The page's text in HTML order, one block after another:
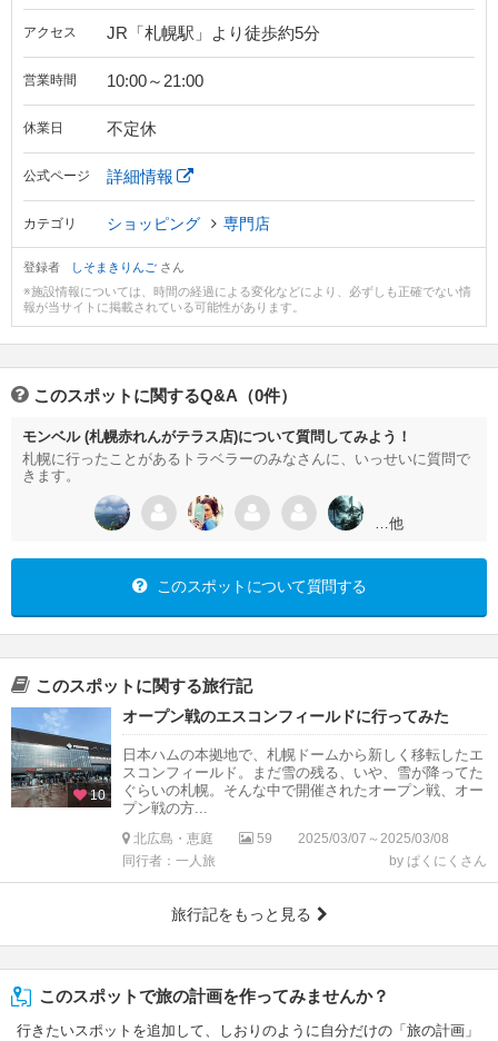
アクセス JR「札幌駅」より徒歩約5分
営業時間 10:00～21:00
休業日 不定休
公式ページ 詳細情報
カテゴリ ショッピング 専門店
登録者 しそまきりんご さん
※施設情報については、時間の経過による変化などにより、必ずしも正確でない情
報が当サイトに掲載されている可能性があります。
このスポットに関するQ&A（0件）
モンベル (札幌赤れんがテラス店)について質問してみよう！
札幌に行ったことがあるトラベラーのみなさんに、いっせいに質問で
きます。
…他
このスポットについて質問する
このスポットに関する旅行記
10
オープン戦のエスコンフィールドに行ってみた
日本ハムの本拠地で、札幌ドームから新しく移転したエ
スコンフィールド。まだ雪の残る、いや、雪が降ってた
ぐらいの札幌。そんな中で開催されたオープン戦、オー
プン戦の方...
北広島・恵庭 59
2025/03/07～2025/03/08
同行者：一人旅
by ぱくにくさん
旅行記をもっと見る
このスポットで旅の計画を作ってみませんか？
行きたいスポットを追加して、しおりのように自分だけの「旅の計画」